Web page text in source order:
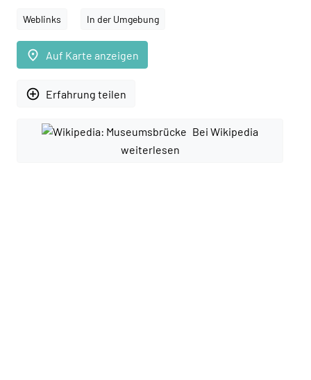
Weblinks In der Umgebung
place Auf Karte anzeigen
add_circle_outline Erfahrung teilen
Bei Wikipedia
weiterlesen